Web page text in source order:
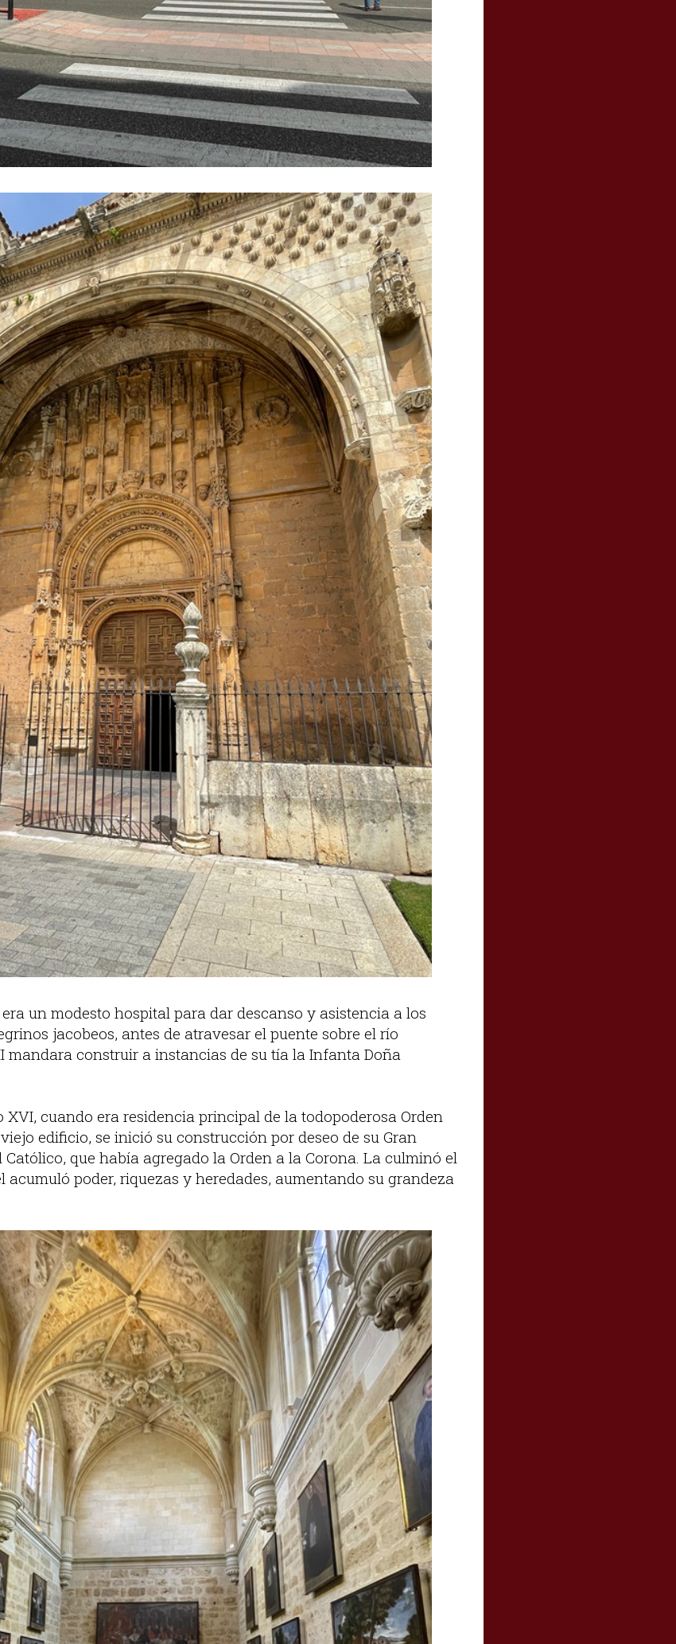
un modesto hospital para dar descanso y asistencia a los
jacobeos, antes de atravesar el puente sobre el río
mandara construir a instancias de su tía la Infanta Doña
XVI, cuando era residencia principal de la todopoderosa Orden
edificio, se inició su construcción por deseo de su Gran
que había agregado la Orden a la Corona. La culminó el
acumuló poder, riquezas y heredades, aumentando su grandeza